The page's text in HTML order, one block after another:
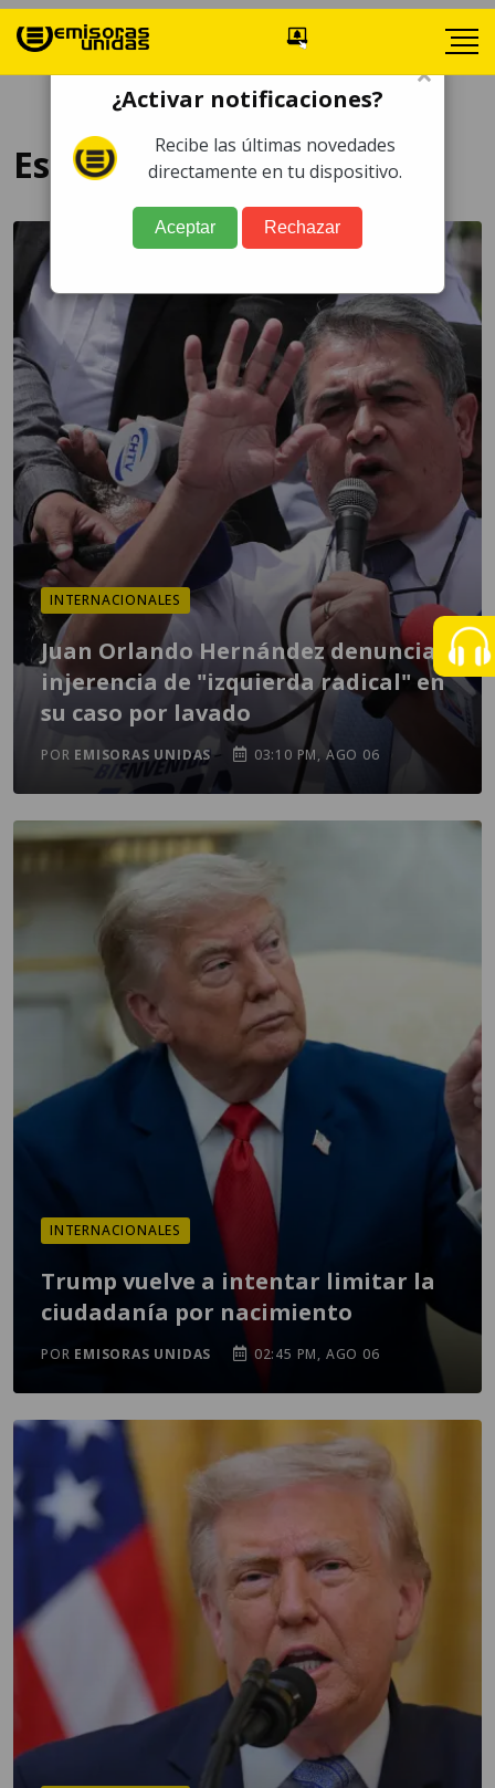
Estados Unidos
INTERNACIONALES
Juan Orlando Hernández denuncia
injerencia de "izquierda radical" en
su caso por lavado
POR EMISORAS UNIDAS 03:10 PM, AGO 06
INTERNACIONALES
Trump vuelve a intentar limitar la
ciudadanía por nacimiento
POR EMISORAS UNIDAS 02:45 PM, AGO 06
×
¿Activar notificaciones?
Recibe las últimas novedades
directamente en tu dispositivo.
Aceptar Rechazar